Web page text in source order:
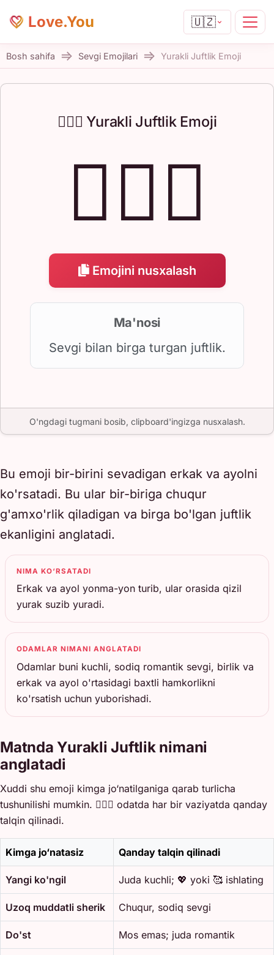
Love.You 🇺🇿
Bosh sahifa Sevgi Emojilari Yurakli Juftlik Emoji
👩‍❤️‍👨 Yurakli Juftlik Emoji
👩‍❤️‍👨
Emojini nusxalash
Ma'nosi
Sevgi bilan birga turgan juftlik.
O'ngdagi tugmani bosib, clipboard'ingizga nusxalash.
Bu emoji bir-birini sevadigan erkak va ayolni
ko'rsatadi. Bu ular bir-biriga chuqur
g'amxo'rlik qiladigan va birga bo'lgan juftlik
ekanligini anglatadi.
NIMA KO‘RSATADI
Erkak va ayol yonma-yon turib, ular orasida qizil
yurak suzib yuradi.
ODAMLAR NIMANI ANGLATADI
Odamlar buni kuchli, sodiq romantik sevgi, birlik va
erkak va ayol o'rtasidagi baxtli hamkorlikni
ko'rsatish uchun yuborishadi.
Matnda Yurakli Juftlik nimani
anglatadi
Xuddi shu emoji kimga jo‘natilganiga qarab turlicha
tushunilishi mumkin. 👩‍❤️‍👨 odatda har bir vaziyatda qanday
talqin qilinadi.
Kimga jo‘natasiz Qanday talqin qilinadi
Yangi ko'ngil Juda kuchli; 💖 yoki 🥰 ishlating
Uzoq muddatli sherik Chuqur, sodiq sevgi
Do'st Mos emas; juda romantik